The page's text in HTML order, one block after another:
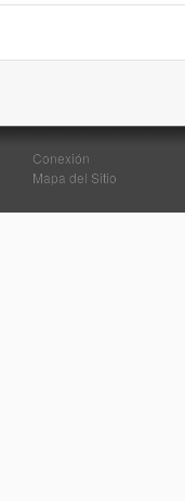
Conexión
Mapa del Sitio